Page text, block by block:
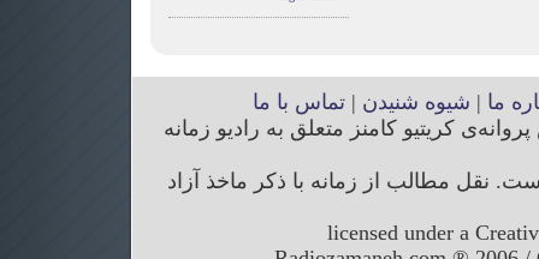
ما | شیوه شنیدن |تماس با ما
کریتیو کامنز متعلق به رادیو زمانه
نقل مطالب از زمانه با ذکر ماخذ آزاد
licensed under a